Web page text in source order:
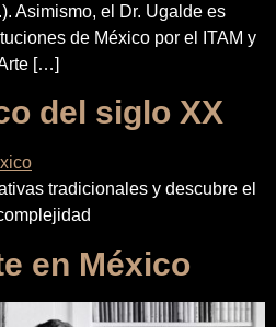
Asimismo, el Dr. Ugalde es
de México por el ITAM y
[…]
del siglo XX
tradicionales y descubre el
en México